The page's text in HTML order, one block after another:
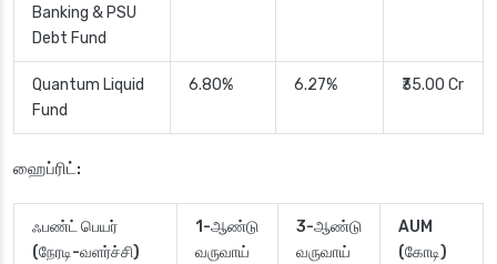
Banking & PSU
Debt Fund
Quantum Liquid
Fund
6.80% 6.27% ₹35.00 Cr
ஹைப்ரிட்:
ஃபண்ட் பெயர்
(நேரடி-வளர்ச்சி)
1-ஆண்டு
வருவாய்
3-ஆண்டு
வருவாய்
AUM
(கோடி)